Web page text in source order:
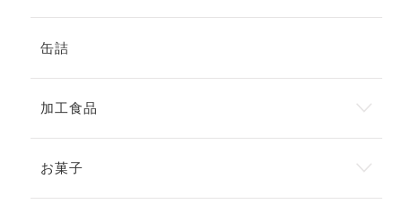
缶詰
加工食品
お菓子